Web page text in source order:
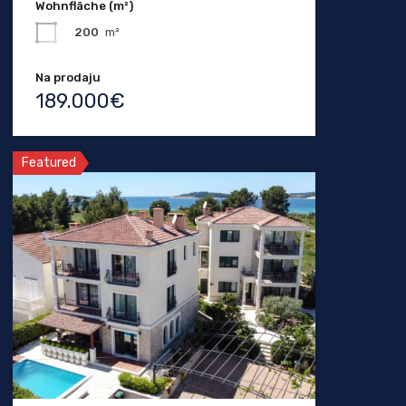
Wohnfläche (m²)
200 m²
Na prodaju
189.000€
Featured